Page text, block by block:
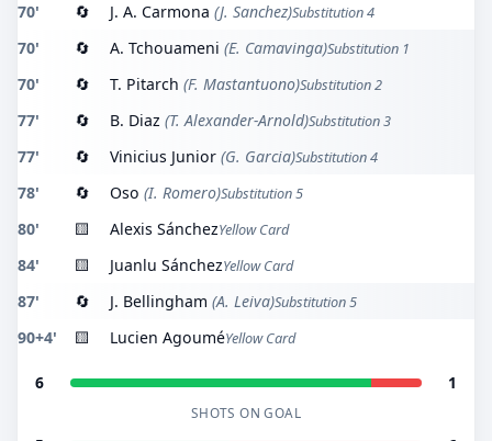
70' 🔄 J. A. Carmona (J. Sanchez)Substitution 4
70' 🔄 A. Tchouameni (E. Camavinga)Substitution 1
70' 🔄 T. Pitarch (F. Mastantuono)Substitution 2
77' 🔄 B. Diaz (T. Alexander-Arnold)Substitution 3
77' 🔄 Vinicius Junior (G. Garcia)Substitution 4
78' 🔄 Oso (I. Romero)Substitution 5
80' 🟨 Alexis SánchezYellow Card
84' 🟨 Juanlu SánchezYellow Card
87' 🔄 J. Bellingham (A. Leiva)Substitution 5
90+4' 🟨 Lucien AgouméYellow Card
6 1
SHOTS ON GOAL